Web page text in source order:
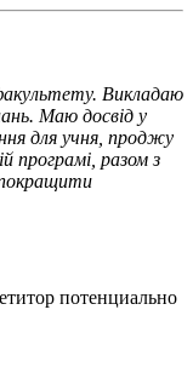
Викладаю
Маю досвід у
для учня, проджу
програмі, разом з
потенциально